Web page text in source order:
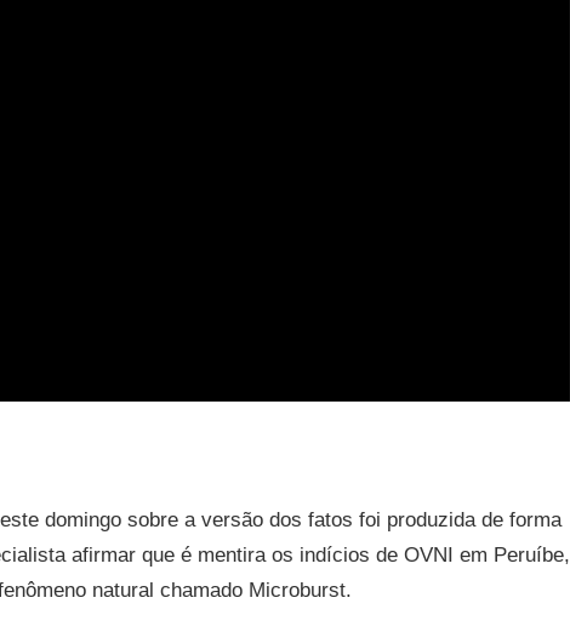
domingo sobre a versão dos fatos foi produzida de forma
afirmar que é mentira os indícios de OVNI em Peruíbe,
natural chamado Microburst.